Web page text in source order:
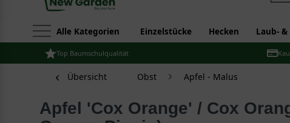
Alle Kategorien Einzelstücke Hecken Laub-
Top Baumschulqualität
Übersicht Obst Apfel - Malus
Apfel 'Cox Orange' / Cox Orangenrenette (Cox